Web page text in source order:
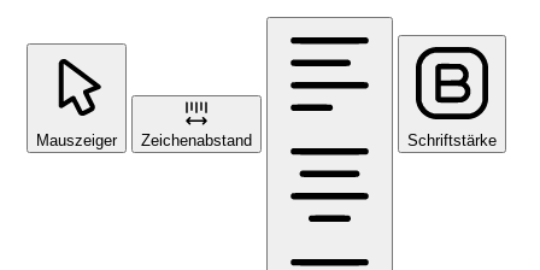
Mauszeiger Zeichenabstand Schriftstärke